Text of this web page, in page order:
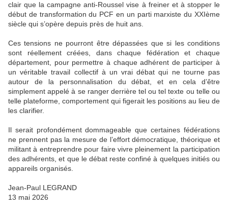
clair que la campagne anti-Roussel vise à freiner et à stopper le
début de transformation du PCF en un parti marxiste du XXIème
siècle qui s’opère depuis près de huit ans.
Ces tensions ne pourront être dépassées que si les conditions
sont réellement créées, dans chaque fédération et chaque
département, pour permettre à chaque adhérent de participer à
un véritable travail collectif à un vrai débat qui ne tourne pas
autour de la personnalisation du débat, et en cela d’être
simplement appelé à se ranger derrière tel ou tel texte ou telle ou
telle plateforme, comportement qui figerait les positions au lieu de
les clarifier.
Il serait profondément dommageable que certaines fédérations
ne prennent pas la mesure de l’effort démocratique, théorique et
militant à entreprendre pour faire vivre pleinement la participation
des adhérents, et que le débat reste confiné à quelques initiés ou
appareils organisés.
Jean-Paul LEGRAND
13 mai 2026